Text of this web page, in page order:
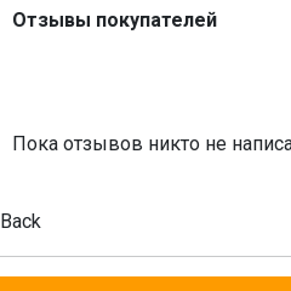
Отзывы покупателей
Пока отзывов никто не
Back